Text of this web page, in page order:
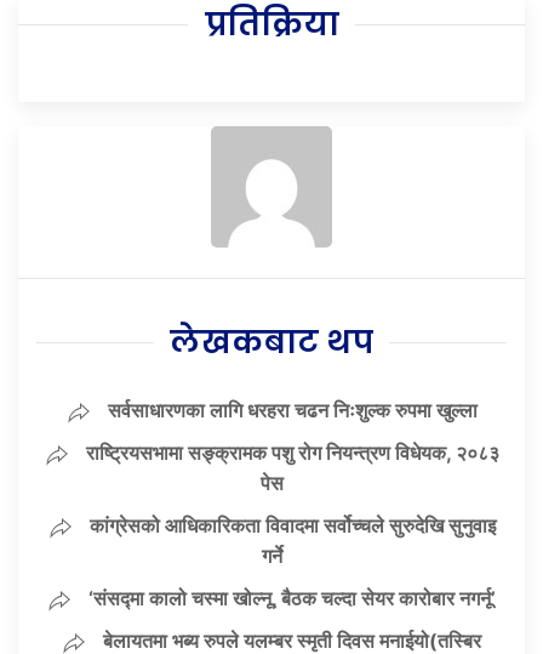
प्रतिक्रिया
लेखकबाट थप
सर्वसाधारणका लागि धरहरा चढन निःशुल्क रुपमा खुल्ला
राष्ट्रियसभामा सङ्क्रामक पशु रोग नियन्त्रण विधेयक, २०८३
पेस
कांग्रेसको आधिकारिकता विवादमा सर्वोच्चले सुरुदेखि सुनुवाइ
गर्ने
‘संसद्‍मा कालो चस्मा खोल्नू, बैठक चल्दा सेयर कारोबार नगर्नू’
बेलायतमा भब्य रुपले यलम्बर स्मृती दिवस मनाईयो(तस्बिर